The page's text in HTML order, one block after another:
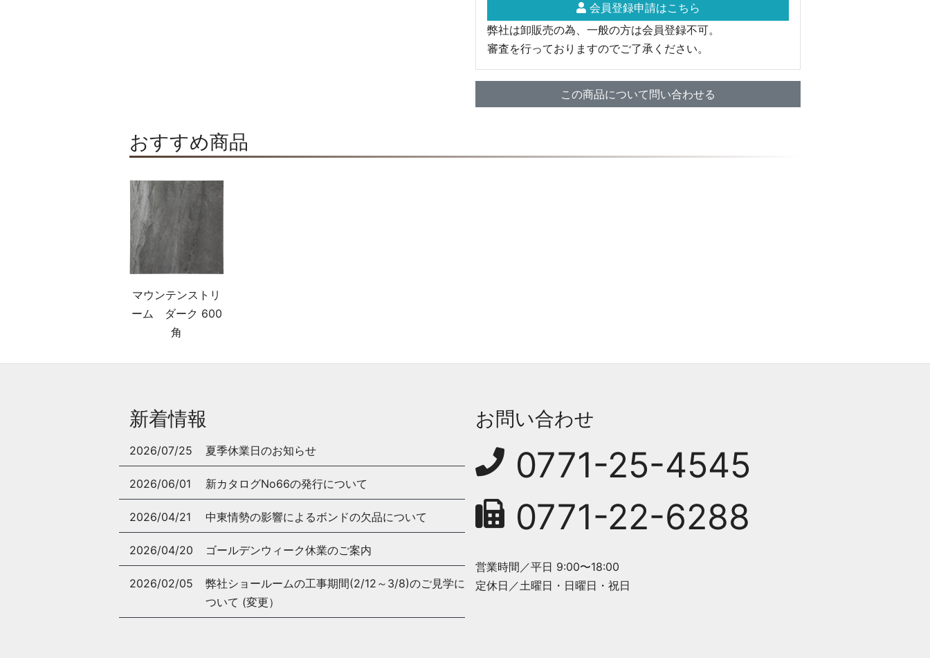
会員登録申請はこちら
弊社は卸販売の為、一般の方は会員登録不可。
審査を行っておりますのでご了承ください。
この商品について問い合わせる
おすすめ商品
マウンテンストリ
ーム ダーク 600
角
新着情報
2026/07/25 夏季休業日のお知らせ
2026/06/01 新カタログNo66の発行について
2026/04/21 中東情勢の影響によるボンドの欠品について
2026/04/20 ゴールデンウィーク休業のご案内
2026/02/05
弊社ショールームの工事期間(2/12～3/8)のご見学に
ついて (変更）
お問い合わせ
0771-25-4545
0771-22-6288
営業時間／平日 9:00〜18:00
定休日／土曜日・日曜日・祝日